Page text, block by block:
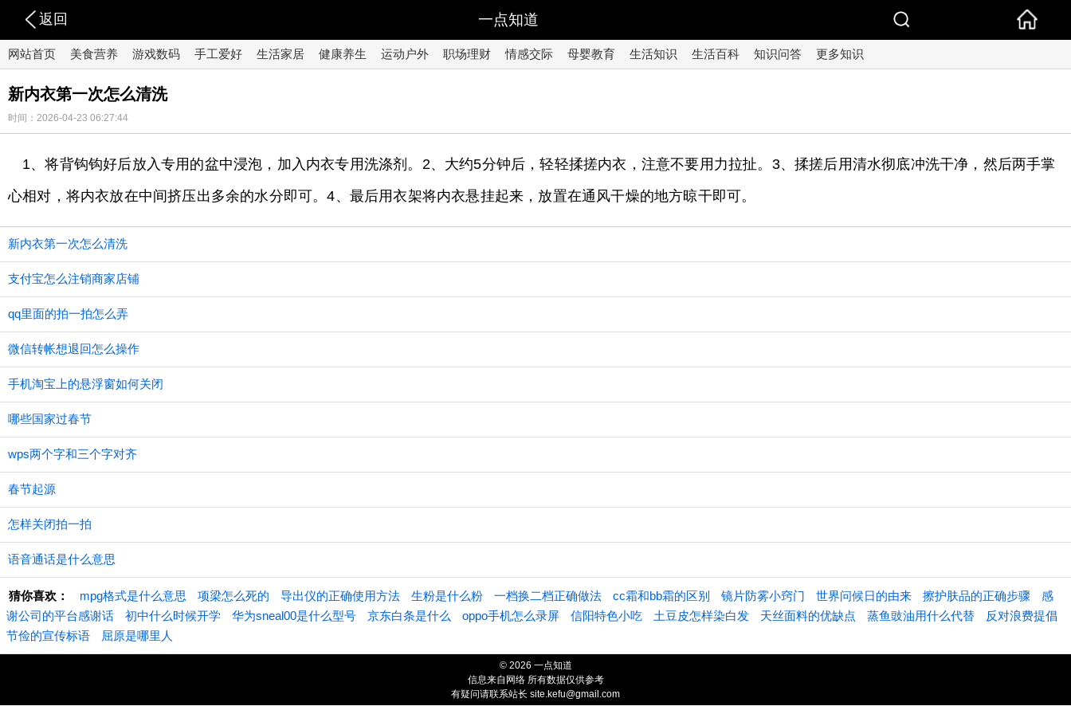
返回 一点知道
网站首页 美食营养 游戏数码 手工爱好 生活家居 健康养生 运动户外 职场理财 情感交际 母婴教育 生活知识 生活百科 知识问答 更多知识
新内衣第一次怎么清洗
时间：2026-04-23 06:27:44
1、将背钩钩好后放入专用的盆中浸泡，加入内衣专用洗涤剂。2、大约5分钟后，轻轻揉搓内衣，注意不要用力拉扯。3、揉搓后用清水彻底冲洗干净，然后两手掌
心相对，将内衣放在中间挤压出多余的水分即可。4、最后用衣架将内衣悬挂起来，放置在通风干燥的地方晾干即可。
新内衣第一次怎么清洗
支付宝怎么注销商家店铺
qq里面的拍一拍怎么弄
微信转帐想退回怎么操作
手机淘宝上的悬浮窗如何关闭
哪些国家过春节
wps两个字和三个字对齐
春节起源
怎样关闭拍一拍
语音通话是什么意思
猜你喜欢： mpg格式是什么意思 项梁怎么死的 导出仪的正确使用方法 生粉是什么粉 一档换二档正确做法 cc霜和bb霜的区别 镜片防雾小窍门 世界问候日的由来 擦护肤品的正确步骤
感
谢公司的平台感谢话
初中什么时候开学 华为sneal00是什么型号 京东白条是什么 oppo手机怎么录屏 信阳特色小吃 土豆皮怎样染白发 天丝面料的优缺点 蒸鱼豉油用什么代替
反对浪费提倡
节俭的宣传标语
屈原是哪里人
© 2026 一点知道
信息来自网络 所有数据仅供参考
有疑问请联系站长 site.kefu@gmail.com